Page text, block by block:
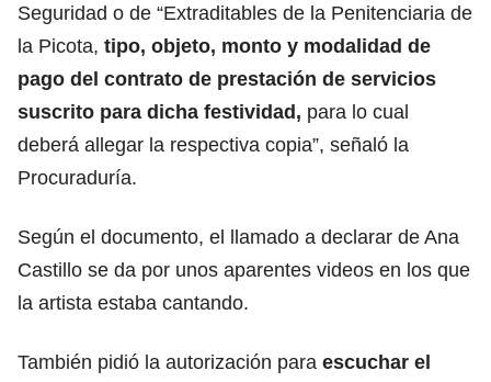
Seguridad o de “Extraditables de la Penitenciaria de
la Picota, tipo, objeto, monto y modalidad de
pago del contrato de prestación de servicios
suscrito para dicha festividad, para lo cual
deberá allegar la respectiva copia”, señaló la
Procuraduría.
Según el documento, el llamado a declarar de Ana
Castillo se da por unos aparentes videos en los que
la artista estaba cantando.
También pidió la autorización para escuchar el